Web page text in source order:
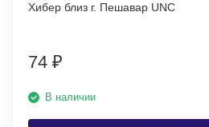
Хибер близ г. Пешавар UNC
74 ₽
В наличии